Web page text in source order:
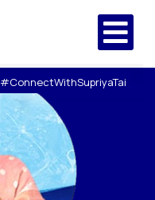
#ConnectWithSupriyaTai